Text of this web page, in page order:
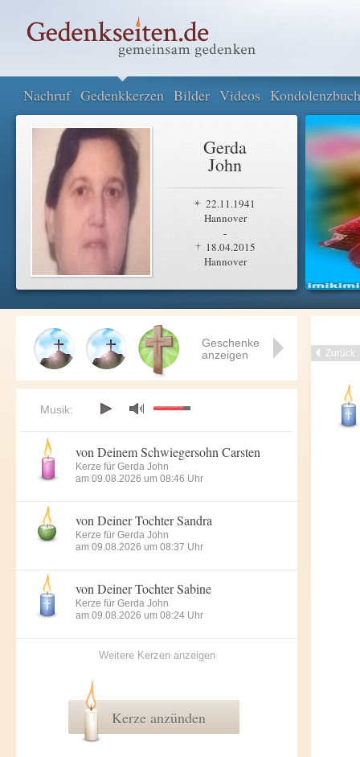
Nachruf Gedenkkerzen Bilder Videos Kondolenzbuch
Gerda
John
22.11.1941
Hannover
-
18.04.2015
Hannover
Zurück
Geschenke
anzeigen
Musik:
von Deinem Schwiegersohn Carsten
Kerze für Gerda John
am 09.08.2026 um 08:46 Uhr
von Deiner Tochter Sandra
Kerze für Gerda John
am 09.08.2026 um 08:37 Uhr
von Deiner Tochter Sabine
Kerze für Gerda John
am 09.08.2026 um 08:24 Uhr
Weitere Kerzen anzeigen
Kerze anzünden